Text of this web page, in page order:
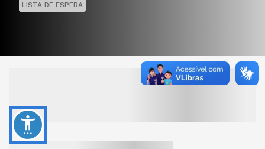
LISTA DE ESPERA